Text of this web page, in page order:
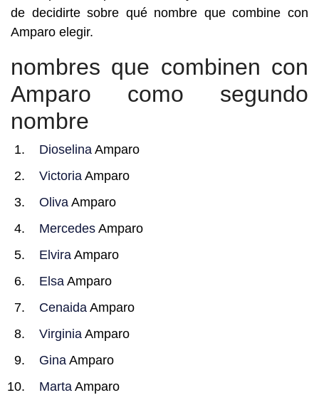
de decidirte sobre qué nombre que combine con
Amparo elegir.
nombres que combinen con
Amparo como segundo
nombre
Dioselina Amparo
Victoria Amparo
Oliva Amparo
Mercedes Amparo
Elvira Amparo
Elsa Amparo
Cenaida Amparo
Virginia Amparo
Gina Amparo
Marta Amparo